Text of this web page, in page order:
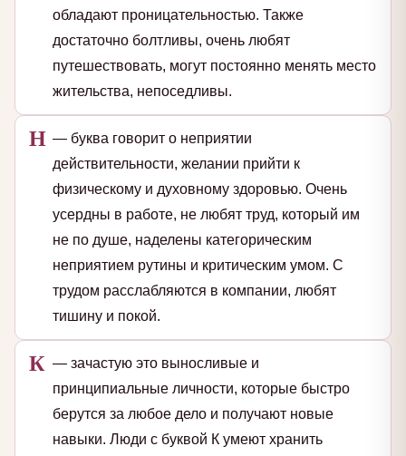
обладают проницательностью. Также
достаточно болтливы, очень любят
путешествовать, могут постоянно менять место
жительства, непоседливы.
Н — буква говорит о неприятии
действительности, желании прийти к
физическому и духовному здоровью. Очень
усердны в работе, не любят труд, который им
не по душе, наделены категорическим
неприятием рутины и критическим умом. С
трудом расслабляются в компании, любят
тишину и покой.
К — зачастую это выносливые и
принципиальные личности, которые быстро
берутся за любое дело и получают новые
навыки. Люди с буквой К умеют хранить